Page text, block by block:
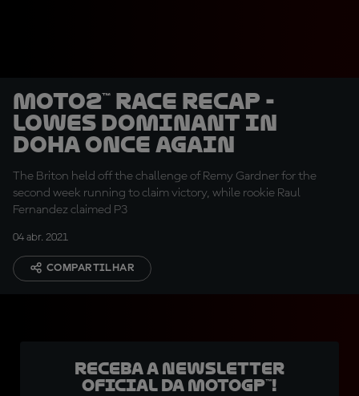
Moto2™ race recap -
Lowes dominant in
Doha once again
The Briton held off the challenge of Remy Gardner for the
second week running to claim victory, while rookie Raul
Fernandez claimed P3
04 abr. 2021
COMPARTILHAR
Receba a newsletter
oficial da MotoGP™!